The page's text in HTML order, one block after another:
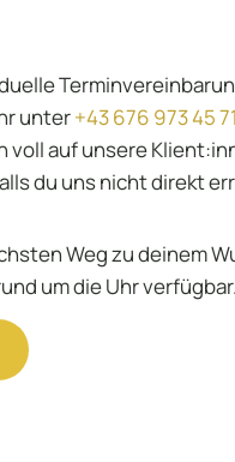
unter+43 676 973 45 71
voll auf unsere
du uns nicht direkt
Weg zu deinem
um die Uhr verfügbar.